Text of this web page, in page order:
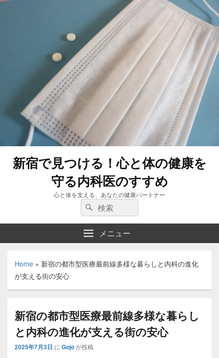
新宿で見つける！心と体の健康を
守る内科医のすすめ
心と体を支える、あなたの健康パートナー
検
索:
検
索
メニュー
Home » 新宿の都市型医療最前線多様な暮らしと内科の進化
が支える街の安心
新宿の都市型医療最前線多様な暮らし
と内科の進化が支える街の安心
2025年7月3日 に Gojoが投稿